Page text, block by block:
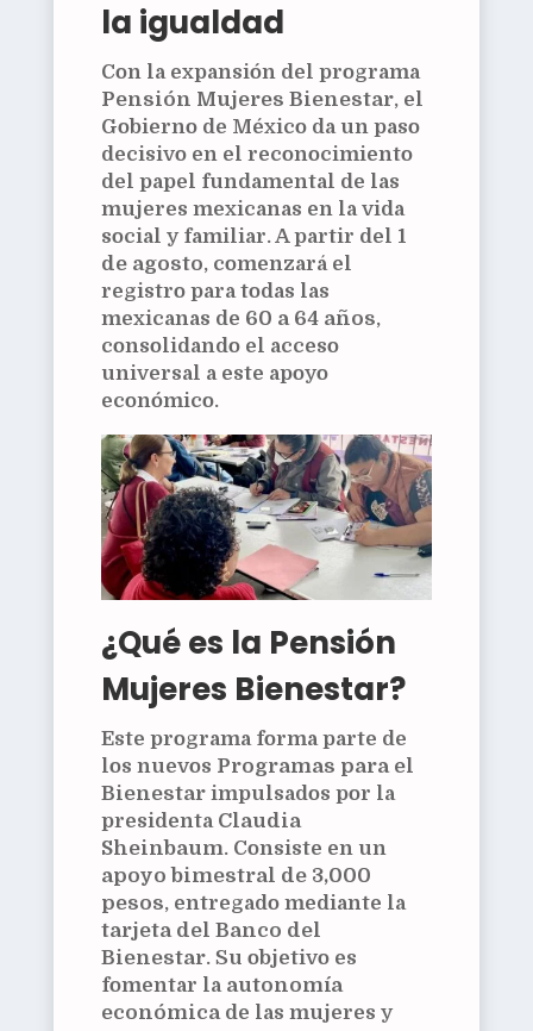
la igualdad
Con la expansión del programa
Pensión Mujeres Bienestar, el
Gobierno de México da un paso
decisivo en el reconocimiento
del papel fundamental de las
mujeres mexicanas en la vida
social y familiar. A partir del 1
de agosto, comenzará el
registro para todas las
mexicanas de 60 a 64 años,
consolidando el acceso
universal a este apoyo
económico.
¿Qué es la Pensión
Mujeres Bienestar?
Este programa forma parte de
los nuevos Programas para el
Bienestarimpulsados por la
presidenta Claudia
Sheinbaum. Consiste en un
apoyo bimestral de 3,000
pesos, entregado mediante la
tarjeta del Banco del
Bienestar. Su objetivo es
fomentar la autonomía
económicade las mujeres y